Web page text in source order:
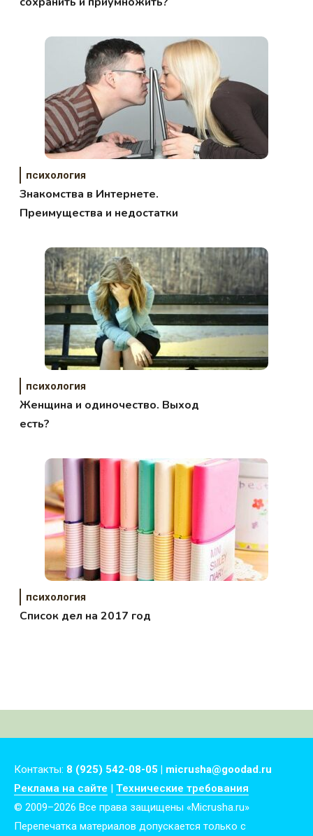
психология
Знакомства в Интернете.
Преимущества и недостатки
психология
Женщина и одиночество. Выход
есть?
психология
Список дел на 2017 год
Контакты: 8 (925) 542-08-05 | micrusha@goodad.ru
Реклама на сайте | Технические требования
© 2009–2026 Все права защищены «Micrusha.ru»
Перепечатка материалов допускается только с